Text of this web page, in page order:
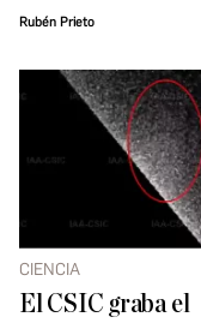
Rubén Prieto
CIENCIA
El CSIC graba el